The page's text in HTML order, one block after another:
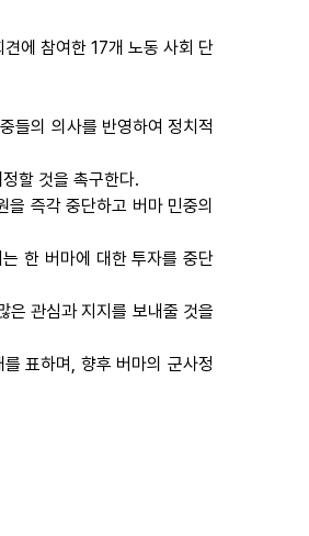
에 참여한 17개 노동 사회 단
들의 의사를 반영하여 정치적
할 것을 촉구한다.
즉각 중단하고 버마 민중의
한 버마에 대한 투자를 중단
은 관심과 지지를 보내줄 것을
표하며, 향후 버마의 군사정